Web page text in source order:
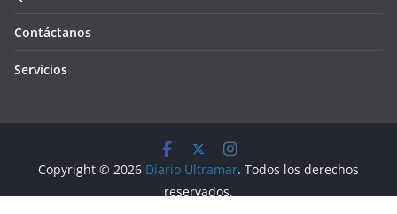
Contáctanos
Servicios
Copyright © 2026 Diario Ultramar. Todos los derechos
reservados.